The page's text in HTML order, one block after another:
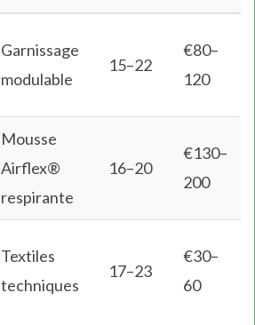
Garnissage
modulable
15–22
€80–
120
Mousse
Airflex®
respirante
16–20
€130–
200
Textiles
techniques
17–23
€30–
60